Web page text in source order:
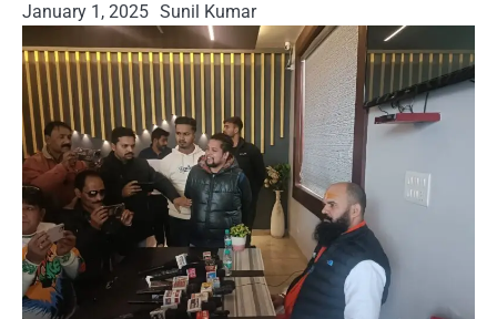
January 1, 2025 Sunil Kumar